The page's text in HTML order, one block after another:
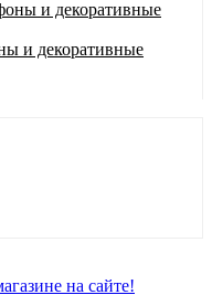
и декоративные